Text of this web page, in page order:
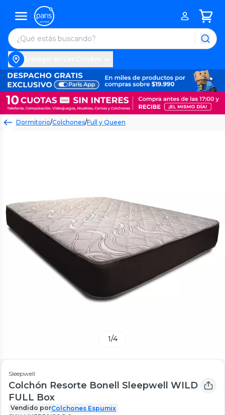
Dormitorio/Colchones/Full y Queen
1/4
Sleepwell
Colchón Resorte Bonell Sleepwell WILD
FULL Box
Vendido porColchones Espumix